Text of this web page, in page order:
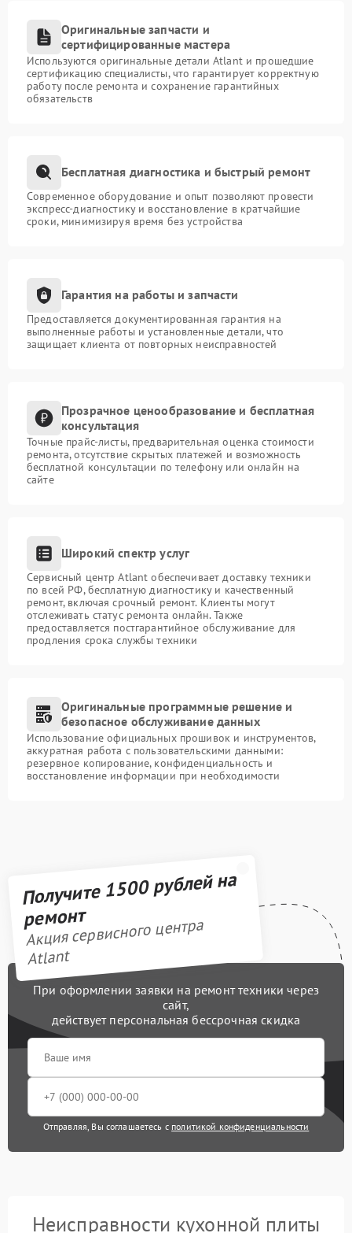
Оригинальные запчасти и
сертифицированные мастера
Используются оригинальные детали Atlant и прошедшие
сертификацию специалисты, что гарантирует корректную
работу после ремонта и сохранение гарантийных
обязательств
Бесплатная диагностика и быстрый ремонт
Современное оборудование и опыт позволяют провести
экспресс-диагностику и восстановление в кратчайшие
сроки, минимизируя время без устройства
Гарантия на работы и запчасти
Предоставляется документированная гарантия на
выполненные работы и установленные детали, что
защищает клиента от повторных неисправностей
Прозрачное ценообразование и бесплатная
консультация
Точные прайс-листы, предварительная оценка стоимости
ремонта, отсутствие скрытых платежей и возможность
бесплатной консультации по телефону или онлайн на
сайте
Широкий спектр услуг
Сервисный центр Atlant обеспечивает доставку техники
по всей РФ, бесплатную диагностику и качественный
ремонт, включая срочный ремонт. Клиенты могут
отслеживать статус ремонта онлайн. Также
предоставляется постгарантийное обслуживание для
продления срока службы техники
Оригинальные программные решение и
безопасное обслуживание данных
Использование официальных прошивок и инструментов,
аккуратная работа с пользовательскими данными:
резервное копирование, конфиденциальность и
восстановление информации при необходимости
Получите 1500 рублей на
ремонт
Акция сервисного центра
Atlant
При оформлении заявки на ремонт техники через
сайт,
действует персональная бессрочная скидка
Отправляя, Вы соглашаетесь с политикой конфиденциальности
Неисправности кухонной плиты